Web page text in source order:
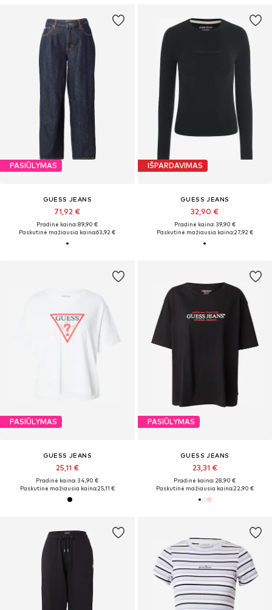
PASIŪLYMAS
GUESS JEANS
71,92 €
Pradinė kaina: 89,90 €
Paskutinė mažiausia kaina:63,92 €
IŠPARDAVIMAS
GUESS JEANS
32,90 €
Pradinė kaina: 39,90 €
Paskutinė mažiausia kaina:27,92 €
PASIŪLYMAS
GUESS JEANS
25,11 €
Pradinė kaina: 34,90 €
Paskutinė mažiausia kaina:25,11 €
PASIŪLYMAS
GUESS JEANS
23,31 €
Pradinė kaina: 28,90 €
Paskutinė mažiausia kaina:22,90 €